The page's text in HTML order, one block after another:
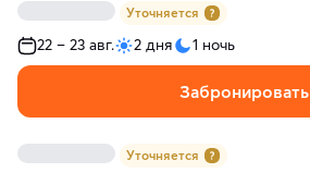
Уточняется
22 – 23 авг. 2 дня 1 ночь
Забронировать
Уточняется